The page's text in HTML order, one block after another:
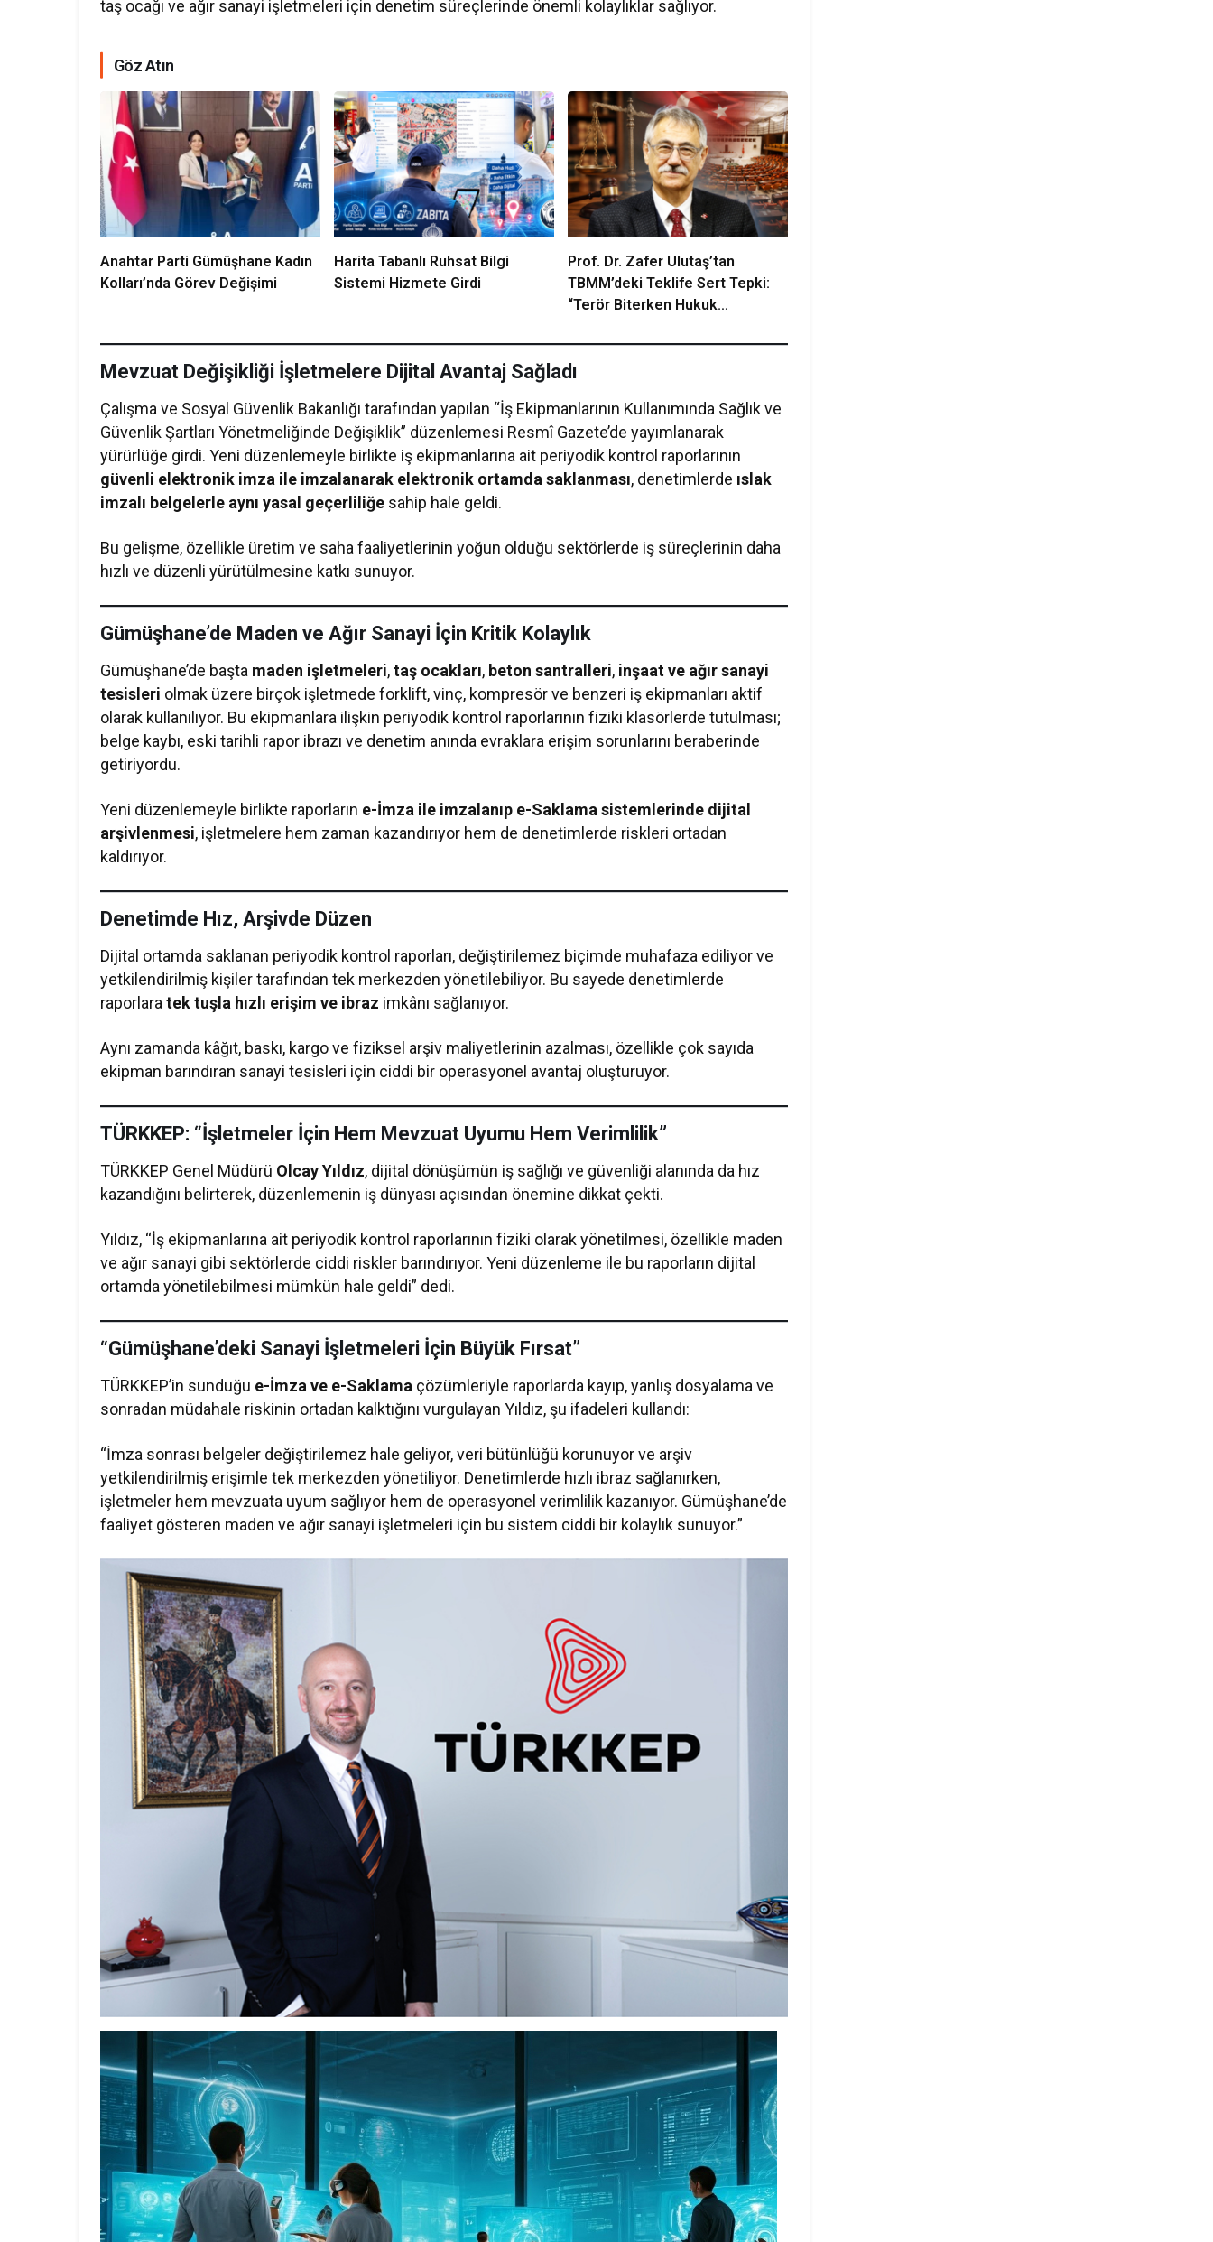
taş ocağı ve ağır sanayi işletmeleri için denetim süreçlerinde önemli kolaylıklar sağlıyor.
Göz Atın
Anahtar Parti Gümüşhane Kadın
Kolları’nda Görev Değişimi
Harita Tabanlı Ruhsat Bilgi
Sistemi Hizmete Girdi
Prof. Dr. Zafer Ulutaş’tan
TBMM’deki Teklife Sert Tepki:
“Terör Biterken Hukuk
Mevzuat Değişikliği İşletmelere Dijital Avantaj Sağladı
Çalışma ve Sosyal Güvenlik Bakanlığı tarafından yapılan “İş Ekipmanlarının Kullanımında Sağlık ve
Güvenlik Şartları Yönetmeliğinde Değişiklik” düzenlemesi Resmî Gazete’de yayımlanarak
yürürlüğe girdi. Yeni düzenlemeyle birlikte iş ekipmanlarına ait periyodik kontrol raporlarının
güvenli elektronik imza ile imzalanarak elektronik ortamda saklanması, denetimlerde ıslak
imzalı belgelerle aynı yasal geçerliliğe sahip hale geldi.
Bu gelişme, özellikle üretim ve saha faaliyetlerinin yoğun olduğu sektörlerde iş süreçlerinin daha
hızlı ve düzenli yürütülmesine katkı sunuyor.
Gümüşhane’de Maden ve Ağır Sanayi İçin Kritik Kolaylık
Gümüşhane’de başta maden işletmeleri,taş ocakları, beton santralleri, inşaat ve ağır sanayi
tesisleri olmak üzere birçok işletmede forklift, vinç, kompresör ve benzeri iş ekipmanları aktif
olarak kullanılıyor. Bu ekipmanlara ilişkin periyodik kontrol raporlarının fiziki klasörlerde tutulması;
belge kaybı, eski tarihli rapor ibrazı ve denetim anında evraklara erişim sorunlarını beraberinde
getiriyordu.
Yeni düzenlemeyle birlikte raporların e-İmza ile imzalanıp e-Saklama sistemlerinde dijital
arşivlenmesi, işletmelere hem zaman kazandırıyor hem de denetimlerde riskleri ortadan
kaldırıyor.
Denetimde Hız, Arşivde Düzen
Dijital ortamda saklanan periyodik kontrol raporları, değiştirilemez biçimde muhafaza ediliyor ve
yetkilendirilmiş kişiler tarafından tek merkezden yönetilebiliyor. Bu sayede denetimlerde
raporlaratek tuşla hızlı erişim ve ibraz imkânı sağlanıyor.
Aynı zamanda kâğıt, baskı, kargo ve fiziksel arşiv maliyetlerinin azalması, özellikle çok sayıda
ekipman barındıran sanayi tesisleri için ciddi bir operasyonel avantaj oluşturuyor.
TÜRKKEP: “İşletmeler İçin Hem Mevzuat Uyumu Hem Verimlilik”
TÜRKKEP Genel Müdürü Olcay Yıldız, dijital dönüşümün iş sağlığı ve güvenliği alanında da hız
kazandığını belirterek, düzenlemenin iş dünyası açısından önemine dikkat çekti.
Yıldız, “İş ekipmanlarına ait periyodik kontrol raporlarının fiziki olarak yönetilmesi, özellikle maden
ve ağır sanayi gibi sektörlerde ciddi riskler barındırıyor. Yeni düzenleme ile bu raporların dijital
ortamda yönetilebilmesi mümkün hale geldi” dedi.
“Gümüşhane’deki Sanayi İşletmeleri İçin Büyük Fırsat”
TÜRKKEP’in sunduğu e-İmza ve e-Saklama çözümleriyle raporlarda kayıp, yanlış dosyalama ve
sonradan müdahale riskinin ortadan kalktığını vurgulayan Yıldız, şu ifadeleri kullandı:
“İmza sonrası belgeler değiştirilemez hale geliyor, veri bütünlüğü korunuyor ve arşiv
yetkilendirilmiş erişimle tek merkezden yönetiliyor. Denetimlerde hızlı ibraz sağlanırken,
işletmeler hem mevzuata uyum sağlıyor hem de operasyonel verimlilik kazanıyor. Gümüşhane’de
faaliyet gösteren maden ve ağır sanayi işletmeleri için bu sistem ciddi bir kolaylık sunuyor.”